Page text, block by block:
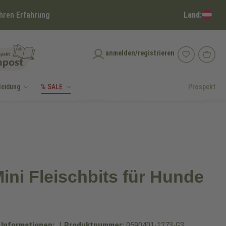
Erfahrung Land:
anmelden/registrieren
% SALE Prospekt
Fleischbits für Hunde